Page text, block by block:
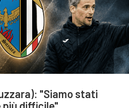
"Siamo stati